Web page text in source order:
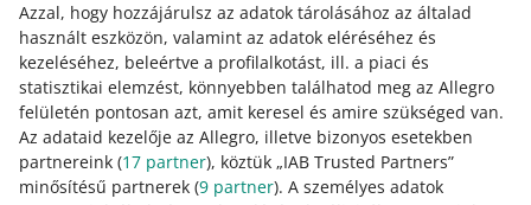
Azzal, hogy hozzájárulsz az adatok tárolásához az általad
használt eszközön, valamint az adatok eléréséhez és
kezeléséhez, beleértve a profilalkotást, ill. a piaci és
statisztikai elemzést, könnyebben találhatod meg az Allegro
felületén pontosan azt, amit keresel és amire szükséged van.
Az adataid kezelője az Allegro, illetve bizonyos esetekben
partnereink (17 partner), köztük „IAB Trusted Partners”
minősítésű partnerek (9 partner). A személyes adatok
Hatályba lépett az akkumulátorokról szóló rendelet.
Nézd meg, hogyan adhatod meg a törvény által előírt
adatokat
2025. augusztus 18. 15:16
A szükséges adatokat a Sales Center EPR-lapján adhatod
meg – attól függően, hogy akkumulátorgyártó vagy-e az
adott piacon.